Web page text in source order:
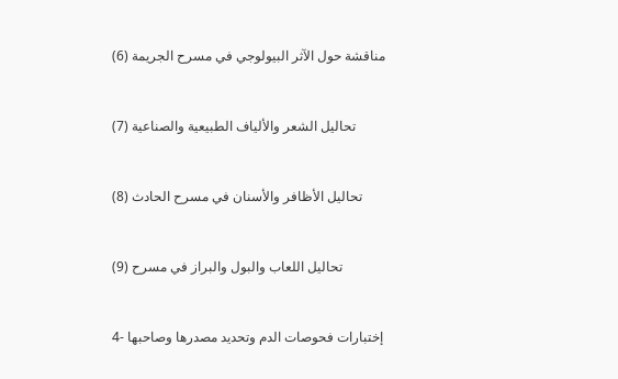
(6) مناقشة حول الآثر البيولوجي في مسرح الجريمة
(7) تحاليل الشعر والألياف الطبيعية والصناعية
(8) تحاليل الأظافر والأسنان في مسرح الحادث
(9) تحاليل اللعاب والبول والبراز في مسرح
4- إختبارات فحوصات الدم وتحديد مصدرها وصاحبها